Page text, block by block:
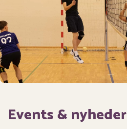
Events & nyheder